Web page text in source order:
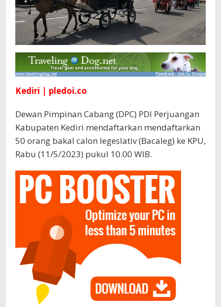
Kediri | pledoi.co
Dewan Pimpinan Cabang (DPC) PDI Perjuangan
Kabupaten Kediri mendaftarkan mendaftarkan
50 orang bakal calon legeslativ (Bacaleg) ke KPU,
Rabu (11/5/2023) pukul 10.00 WIB.